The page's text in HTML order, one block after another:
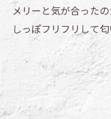
メリーと気が合った
しっぽフリフリして